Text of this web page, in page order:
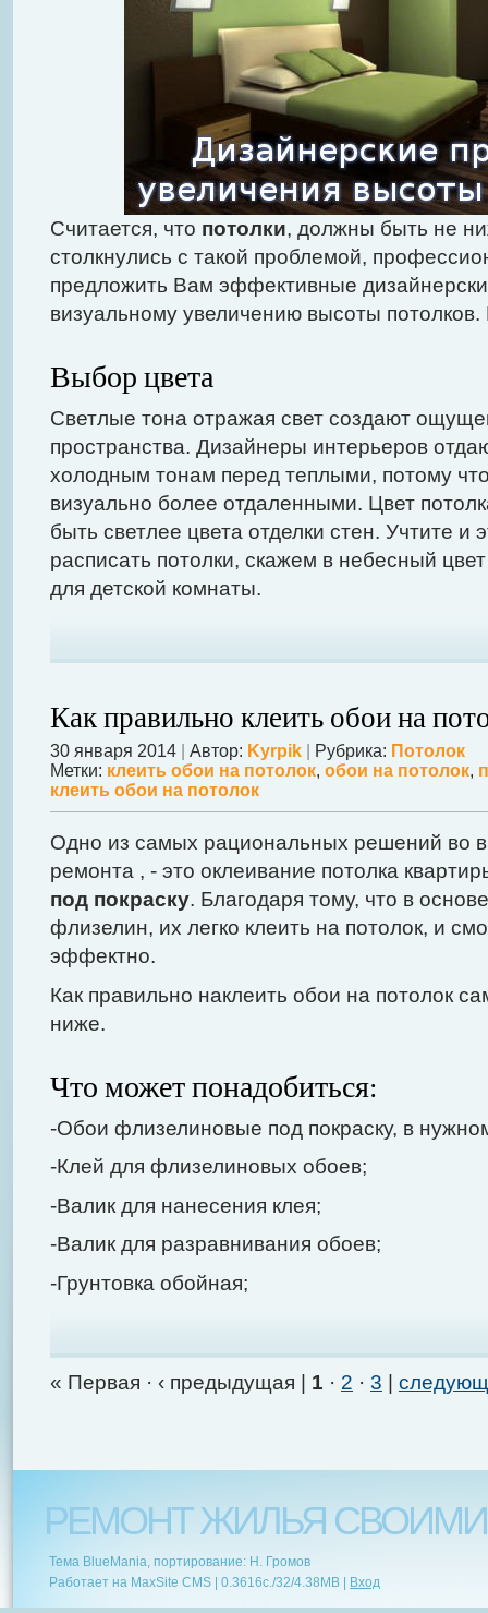
Считается, что потолки, должны быть не
столкнулись с такой проблемой,
предложить Вам эффективные
визуальному увеличению высоты потолков.
Выбор цвета
Светлые тона отражая свет создают
пространства. Дизайнеры интерьеров
холодным тонам перед теплыми, потому
визуально более отдаленными. Цвет
быть светлее цвета отделки стен. Учтите
расписать потолки, скажем в небесный
для детской комнаты.
Как правильно клеить обои на
30 января 2014 Автор: Kyrpik Рубрика: Потолок
Метки: клеить обои на потолок, обои на потолок,
клеить обои на потолок
Одно из самых рациональных решений во
ремонта , - это оклеивание потолка
под покраску. Благодаря тому, что в
флизелин, их легко клеить на потолок, и
эффектно.
Как правильно наклеить обои на потолок
ниже.
Что может понадобиться:
-Обои флизелиновые под покраску, в
-Клей для флизелиновых обоев;
-Валик для нанесения клея;
-Валик для разравнивания обоев;
-Грунтовка обойная;
« Первая · ‹ предыдущая | 1 · 2 · 3 |
РЕМОНТ ЖИЛЬЯ
Тема BlueMania, портирование: Н. Громов
Работает на MaxSite CMS | 0.3616c. /32/4.38MB | Вход